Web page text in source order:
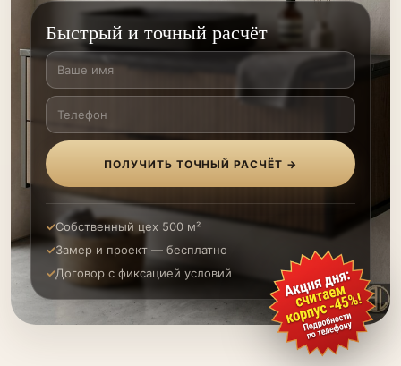
Быстрый и точный расчёт
ПОЛУЧИТЬ ТОЧНЫЙ РАСЧЁТ →
Собственный цех 500 м²
Замер и проект — бесплатно
Договор с фиксацией условий